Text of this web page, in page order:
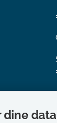
dine data